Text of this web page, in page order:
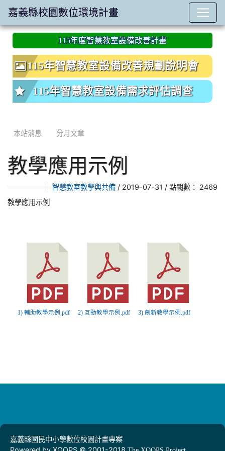
:::
115年度智慧教室設備改善計畫
115年智慧教室設備改善規劃說明會
115年智慧教室設備需求評估調查
本站消息 分月文章
教學應用示例
智慧教室教學與共備/ 2019-07-31 / 點閱數： 2469
教學應用示例
1) 輔助教學示例.pdf 2) 互動教學示例.pdf 3) 創新教學示例.pdf
嘉義縣國民中小學數位校園計畫專案
嘉義縣校園數位環境計畫